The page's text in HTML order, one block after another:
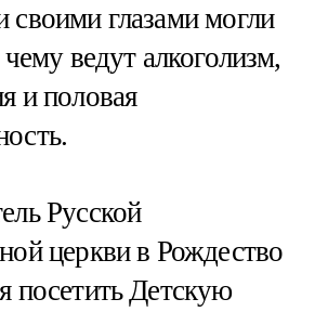
своими глазами могли
ведут алкоголизм,
и половая
Русской
церкви в Рождество
посетить Детскую